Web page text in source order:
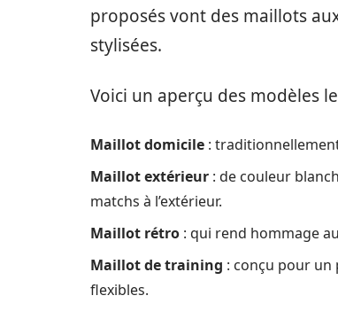
proposés vont des maillots
stylisées.
Voici un aperçu des modèles
Maillot domicile :
Maillot extérieur : de couleur
matchs à l’extérieur.
Maillot rétro : qui rend hommage
Maillot de training : conçu pour un
flexibles.